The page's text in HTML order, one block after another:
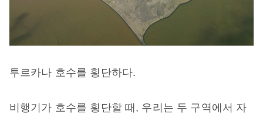
투르카나 호수를 횡단하다.
비행기가 호수를 횡단할 때 , 우리는 두 구역에서 자